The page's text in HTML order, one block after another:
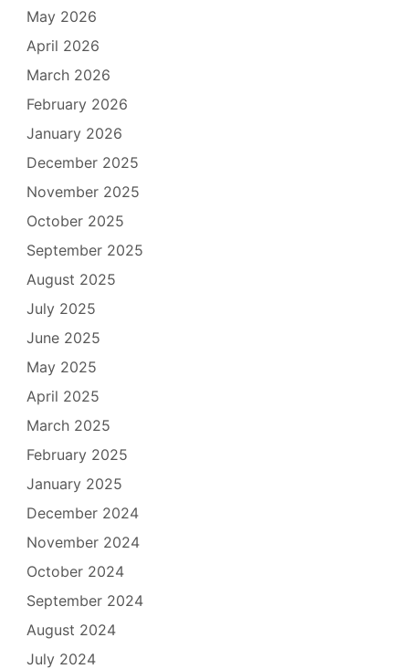
May 2026
April 2026
March 2026
February 2026
January 2026
December 2025
November 2025
October 2025
September 2025
August 2025
July 2025
June 2025
May 2025
April 2025
March 2025
February 2025
January 2025
December 2024
November 2024
October 2024
September 2024
August 2024
July 2024